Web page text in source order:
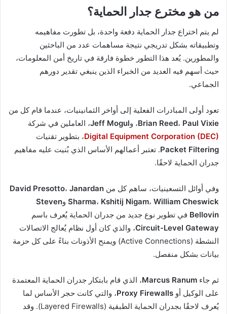
من هو مخترع جدار الحماية؟
لم يتم اختراع جدار الحماية دفعة واحدة، بل تطورت مفاهيمه
وتطبيقاته بشكل تدريجي نتيجة مساهمات عدد من الباحثين
والمطورين. يُعد هذا التطور خطوة فارقة في تاريخ أمن المعلومات،
حيث أسهم فيه العديد من الخبراء الذين ينبغي تقدير دورهم
الجماعي.
تعود أولى المبادرات الفعلية إلى أواخر الثمانينيات، عندما قام كل من
Brian Reed، Paul Vixie ، وJeff Mogul، العاملين في شركة
Digital Equipment Corporation (DEC)، بتطوير تقنيات
Packet Filtering. تعتبر أعمالهم الأساس الذي بُنيت عليه مفاهيم
جدران الحماية لاحقًا.
وفي أوائل التسعينيات، ساهم كل من David Presotto، Janardan
Sharma، Kshitij Nigam، William Cheswick وSteven
Bellovin في تطوير نوع جديد من جدران الحماية يُعرف باسم
Circuit-Level Gateway، والذي كان أول نظام يُعالج الاتصالات
النشطة (Active Connections) ويمنح الأذونات بناءً على كل حزمة
بيانات بشكل منفصل.
ثم جاء Marcus Ranum، الذي قام بابتكار جدران الحماية المعتمدة
على الوكيل أو Proxy Firewalls، والتي كانت حجر الأساس لما
يُعرف لاحقًا بجدران الحماية الطبقية (Layered Firewalls). وقد